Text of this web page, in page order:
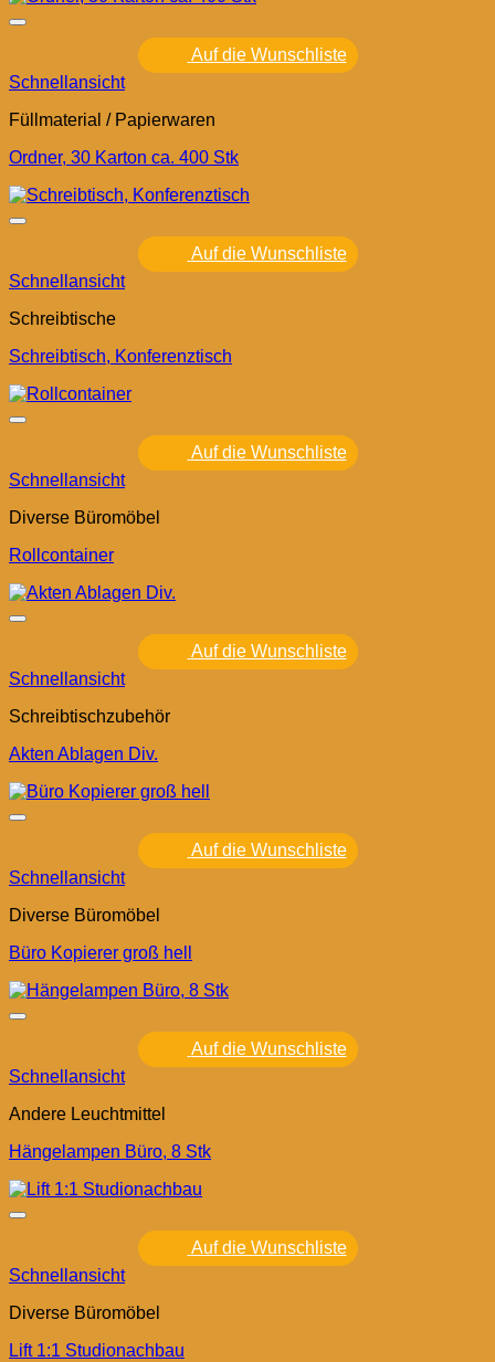
Auf die Wunschliste
Schnellansicht
Füllmaterial / Papierwaren
Ordner, 30 Karton ca. 400 Stk
Auf die Wunschliste
Schnellansicht
Schreibtische
Schreibtisch, Konferenztisch
Auf die Wunschliste
Schnellansicht
Diverse Büromöbel
Rollcontainer
Auf die Wunschliste
Schnellansicht
Schreibtischzubehör
Akten Ablagen Div.
Auf die Wunschliste
Schnellansicht
Diverse Büromöbel
Büro Kopierer groß hell
Auf die Wunschliste
Schnellansicht
Andere Leuchtmittel
Hängelampen Büro, 8 Stk
Auf die Wunschliste
Schnellansicht
Diverse Büromöbel
Lift 1:1 Studionachbau